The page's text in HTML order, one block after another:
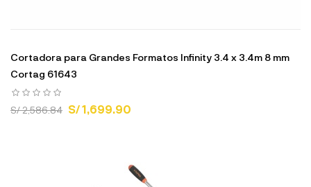
Cortadora para Grandes Formatos Infinity 3.4 x 3.4m 8 mm
Cortag 61643
S/ 2,586.84 S/ 1,699.90